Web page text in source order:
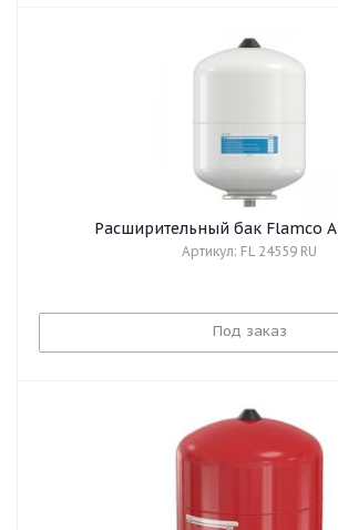
Расширительный бак Flamco
Артикул: FL 24559 RU
Под заказ